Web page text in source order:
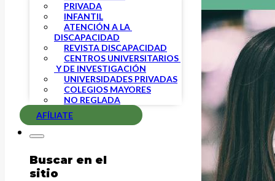
PRIVADA
INFANTIL
ATENCIÓN A LA
DISCAPACIDAD
REVISTA DISCAPACIDAD
CENTROS UNIVERSITARIOS
Y DE INVESTIGACIÓN
UNIVERSIDADES PRIVADAS
COLEGIOS MAYORES
NO REGLADA
AFÍLIATE
Buscar en el
sitio